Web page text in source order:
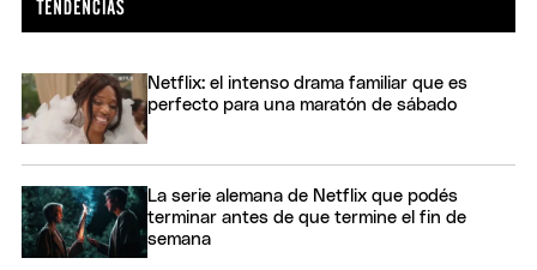
Netflix: el intenso drama familiar que es
perfecto para una maratón de sábado
La serie alemana de Netflix que podés
terminar antes de que termine el fin de
semana